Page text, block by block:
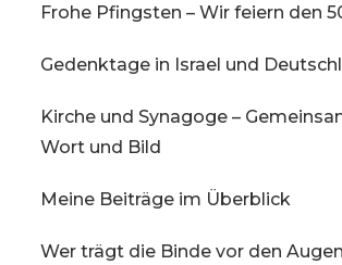
Frohe Pfingsten – Wir feiern den
Gedenktage in Israel und
Kirche und Synagoge –
Wort und Bild
Meine Beiträge im Überblick
Wer trägt die Binde vor den